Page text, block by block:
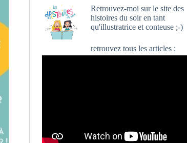
Retrouvez-moi sur le sitedes
histoires du soiren tant
qu'illustratrice et conteuse ;-)
retrouveztous les articles :